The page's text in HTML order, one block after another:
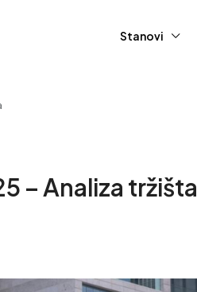
Stanovi
– Analiza tržišta